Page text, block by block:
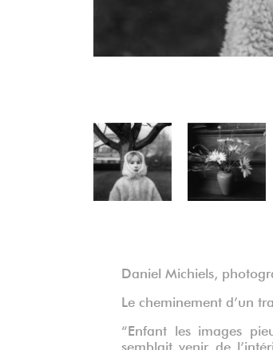
Précédent
Daniel Michiels,
Le cheminement d’un
“Enfant les images
semblait venir de